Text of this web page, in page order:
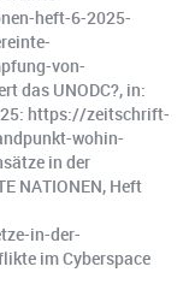
heft-6-2025-
von-
das UNODC?, in:
https://zeitschrift-
wohin-
in der
NATIONEN, Heft
in-der-
im Cyberspace